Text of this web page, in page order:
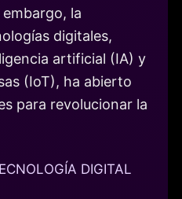
la
digitales,
artificial (IA) y
(IoT), ha abierto
para revolucionar la
DIGITAL